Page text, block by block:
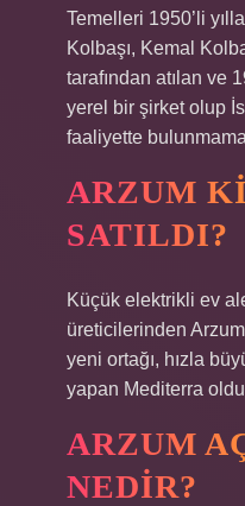
Temelleri 1950’li
Kolbaşı, Kemal
tarafından atılan ve
yerel bir şirket olup
faaliyette
ARZUM
SATILDI?
Küçük elektrikli ev
üreticilerinden
yeni ortağı, hızla
yapan Mediterra
ARZUM
NEDIR?